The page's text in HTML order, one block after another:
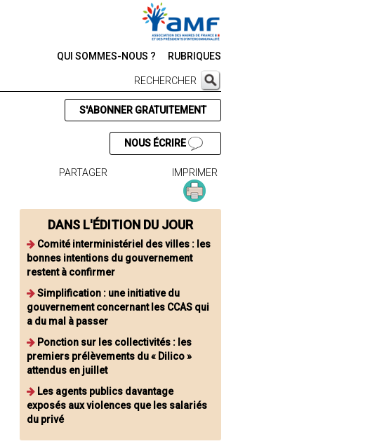
QUI SOMMES-NOUS ? RUBRIQUES
RECHERCHER
S'ABONNER GRATUITEMENT
NOUS ÉCRIRE
PARTAGER IMPRIMER
DANS L'ÉDITION DU JOUR
Comité interministériel des villes : les
bonnes intentions du gouvernement
restent à confirmer
Simplification : une initiative du
gouvernement concernant les CCAS qui
a du mal à passer
Ponction sur les collectivités : les
premiers prélèvements du « Dilico »
attendus en juillet
Les agents publics davantage
exposés aux violences que les salariés
du privé